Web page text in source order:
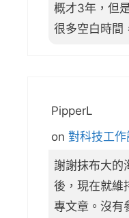
概才3年，但
很多空白時間
PipperL
on 對科技工
謝謝抹布大的
後，現在就維
專文章。沒有